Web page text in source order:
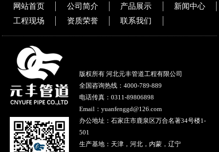
网站首页 公司简介 产品展示
新闻中心
工程现场
资质荣誉 联系我们
版权所有 河北元丰管道工程有限公司
全国咨询热线： 4000-789-889
电话传真：0311-89806898
Email：yuanfenggd@126.com
办公地址：石家庄市鹿泉区万合名著34号楼1-
501
生产基地：天津，河北，内蒙，辽宁